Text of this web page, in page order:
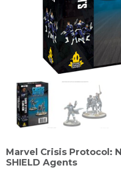
Marvel Crisis Protocol:
SHIELD Agents